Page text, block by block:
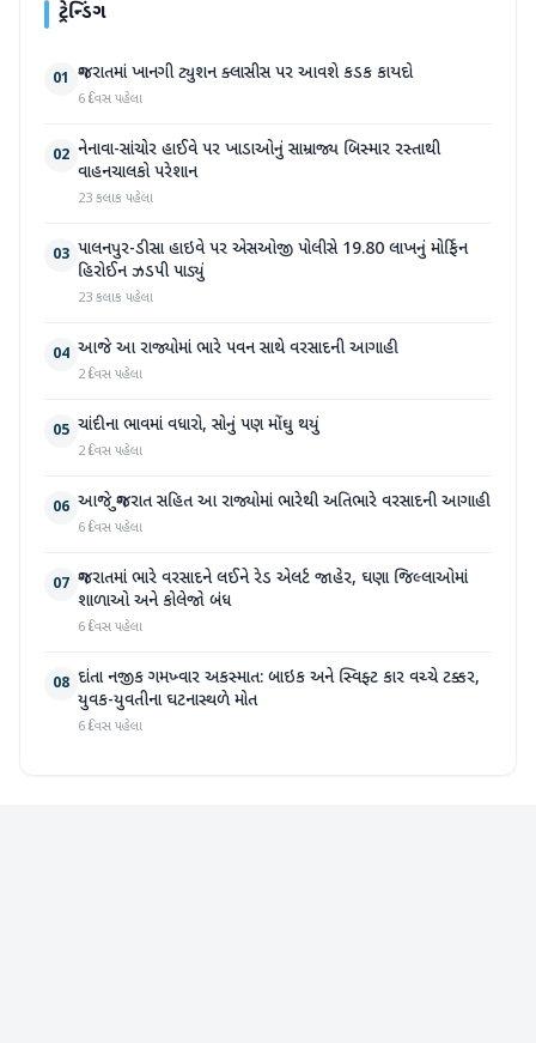
ટ્રેન્ડિંગ
01 ગુજરાતમાં ખાનગી ટ્યુશન ક્લાસીસ પર આવશે કડક કાયદો
6 દિવસ પહેલા
02 નેનાવા-સાંચોર હાઈવે પર ખાડાઓનું સામ્રાજ્ય બિસ્માર રસ્તાથી
વાહનચાલકો પરેશાન
23 કલાક પહેલા
03 પાલનપુર-ડીસા હાઇવે પર એસઓજી પોલીસે 19.80 લાખનું મોર્ફિન
હિરોઈન ઝડપી પાડ્યું
23 કલાક પહેલા
04 આજે આ રાજ્યોમાં ભારે પવન સાથે વરસાદની આગાહી
2 દિવસ પહેલા
05 ચાંદીના ભાવમાં વધારો, સોનું પણ મોંઘુ થયું
2 દિવસ પહેલા
06 આજે ગુજરાત સહિત આ રાજ્યોમાં ભારેથી અતિભારે વરસાદની આગાહી
6 દિવસ પહેલા
07 ગુજરાતમાં ભારે વરસાદને લઈને રેડ એલર્ટ જાહેર, ઘણા જિલ્લાઓમાં
શાળાઓ અને કોલેજો બંધ
6 દિવસ પહેલા
08 દાંતા નજીક ગમખ્વાર અકસ્માત: બાઇક અને સ્વિફ્ટ કાર વચ્ચે ટક્કર,
યુવક-યુવતીના ઘટનાસ્થળે મોત
6 દિવસ પહેલા